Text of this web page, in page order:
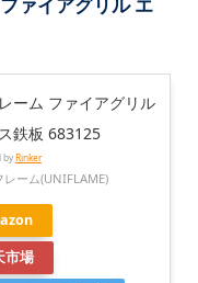
ーム ファイアグリル
鉄板 683125
byRinker
レーム(UNIFLAME)
市場